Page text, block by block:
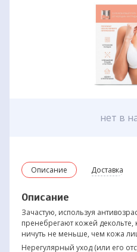
Описание Доставка
Описание
Зачастую, используя
пренебрегают кожей декольте,
ничуть не меньше, чем кожа
Нерегулярный уход (или его
нет в